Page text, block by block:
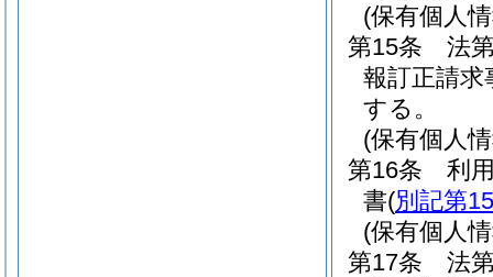
(保有個人
第15条
法
報訂正請求
する。
(保有個人
第16条
利
書(別記第
(保有個人
第17条
法